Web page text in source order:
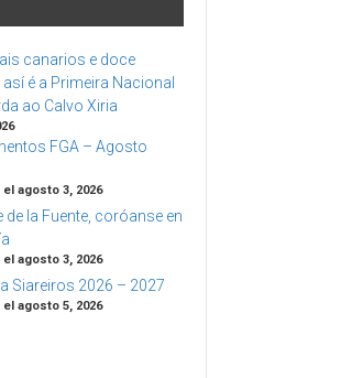
canarios e doce
é a Primeira Nacional
ao Calvo Xiria
FGA – Agosto
agosto 3, 2026
de la Fuente, coróanse en
agosto 3, 2026
Siareiros 2026 – 2027
agosto 5, 2026